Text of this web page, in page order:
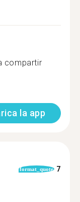
compartir
la app
format_quote 7